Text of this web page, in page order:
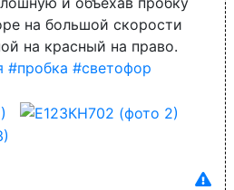
на большой скорости
на красный на право.
#пробка #светофор